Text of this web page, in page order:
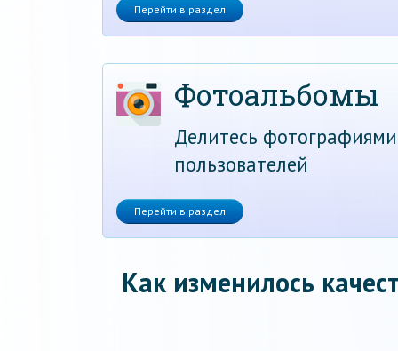
Перейти в раздел
Фотоальбомы
Делитесь
пользователей
Перейти в раздел
Как изменилось